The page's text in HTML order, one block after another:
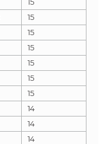
15
15
15
15
15
15
14
14
14